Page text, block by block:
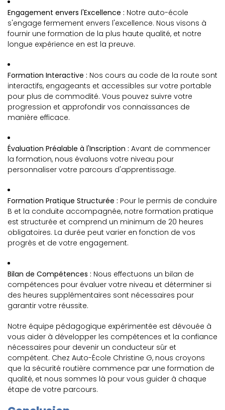
Engagement envers l'Excellence : Notre auto-école
s'engage fermement envers l'excellence. Nous visons à
fournir une formation de la plus haute qualité, et notre
longue expérience en est la preuve.
Formation Interactive : Nos cours au code de la route sont
interactifs, engageants et accessibles sur votre portable
pour plus de commodité. Vous pouvez suivre votre
progression et approfondir vos connaissances de
manière efficace.
Évaluation Préalable à l'Inscription : Avant de commencer
la formation, nous évaluons votre niveau pour
personnaliser votre parcours d'apprentissage.
Formation Pratique Structurée : Pour le permis de conduire
B et la conduite accompagnée, notre formation pratique
est structurée et comprend un minimum de 20 heures
obligatoires. La durée peut varier en fonction de vos
progrès et de votre engagement.
Bilan de Compétences : Nous effectuons un bilan de
compétences pour évaluer votre niveau et déterminer si
des heures supplémentaires sont nécessaires pour
garantir votre réussite.
Notre équipe pédagogique expérimentée est dévouée à
vous aider à développer les compétences et la confiance
nécessaires pour devenir un conducteur sûr et
compétent. Chez Auto-École Christine G, nous croyons
que la sécurité routière commence par une formation de
qualité, et nous sommes là pour vous guider à chaque
étape de votre parcours.